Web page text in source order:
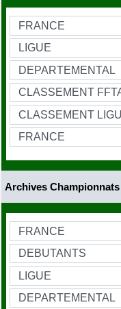
Archives Championnats